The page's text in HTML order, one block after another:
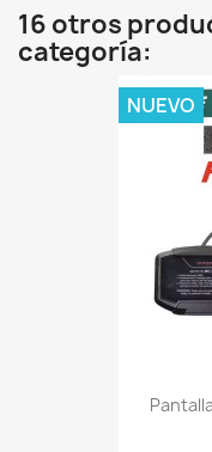
16 otros
categoría:
NUEVO